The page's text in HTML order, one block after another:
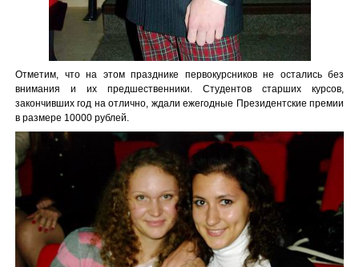
Отметим, что на этом празднике первокурсников не остались без
внимания и их предшественники. Студентов старших курсов,
закончивших год на отлично, ждали ежегодные Президентские премии
в размере 10000 рублей.